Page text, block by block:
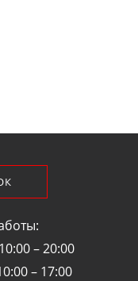
– 20:00
– 17:00